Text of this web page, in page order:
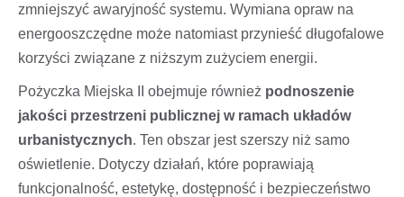
zmniejszyć awaryjność systemu. Wymiana opraw na
energooszczędne może natomiast przynieść długofalowe
korzyści związane z niższym zużyciem energii.
Pożyczka Miejska II obejmuje również podnoszenie
jakości przestrzeni publicznej w ramach układów
urbanistycznych. Ten obszar jest szerszy niż samo
oświetlenie. Dotyczy działań, które poprawiają
funkcjonalność, estetykę, dostępność i bezpieczeństwo